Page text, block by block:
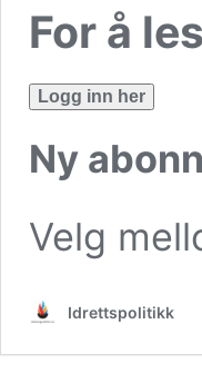
For å
Logg inn her
Ny
Velg
Idrettspolitikk